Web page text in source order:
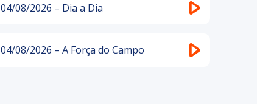
04/08/2026 – Dia a Dia
04/08/2026 – A Força do Campo